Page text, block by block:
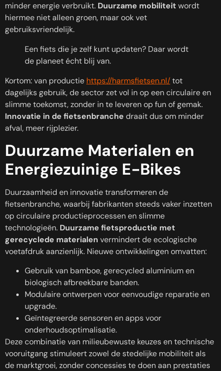
minder energie verbruikt. Duurzame mobiliteitwordt
hiermee niet alleen groen, maar ook vet
gebruiksvriendelijk.
Een fiets die je zelf kunt updaten? Daar wordt
de planeet écht blij van.
Kortom: van productie https://harmsfietsen.nl/tot
dagelijks gebruik, de sector zet vol in op een circulaire en
slimme toekomst, zonder in te leveren op fun of gemak.
Innovatie in de fietsenbranche draait dus om minder
afval, meer rijplezier.
Duurzame Materialen en
Energiezuinige E-Bikes
Duurzaamheid en innovatie transformeren de
fietsenbranche, waarbij fabrikanten steeds vaker inzetten
op circulaire productieprocessen en slimme
technologieën. Duurzame fietsproductie met
gerecyclede materialen vermindert de ecologische
voetafdruk aanzienlijk. Nieuwe ontwikkelingen omvatten:
Gebruik van bamboe, gerecycled aluminium en
biologisch afbreekbare banden.
Modulaire ontwerpen voor eenvoudige reparatie en
upgrade.
Geïntegreerde sensoren en apps voor
onderhoudsoptimalisatie.
Deze combinatie van milieubewuste keuzes en technische
vooruitgang stimuleert zowel de stedelijke mobiliteit als
de marktgroei, zonder concessies te doen aan prestaties